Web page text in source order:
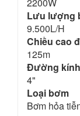
Lưu lượng
9.500L/H
Chiều cao
125m
Đường
4"
Loại bơm
Bơm hỏa